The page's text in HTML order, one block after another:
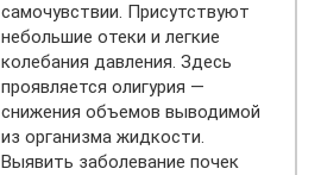
самочувствии. Присутствуют
небольшие отеки и легкие
колебания давления. Здесь
проявляется олигурия —
снижения объемов выводимой
из организма жидкости.
Выявить заболевание почек